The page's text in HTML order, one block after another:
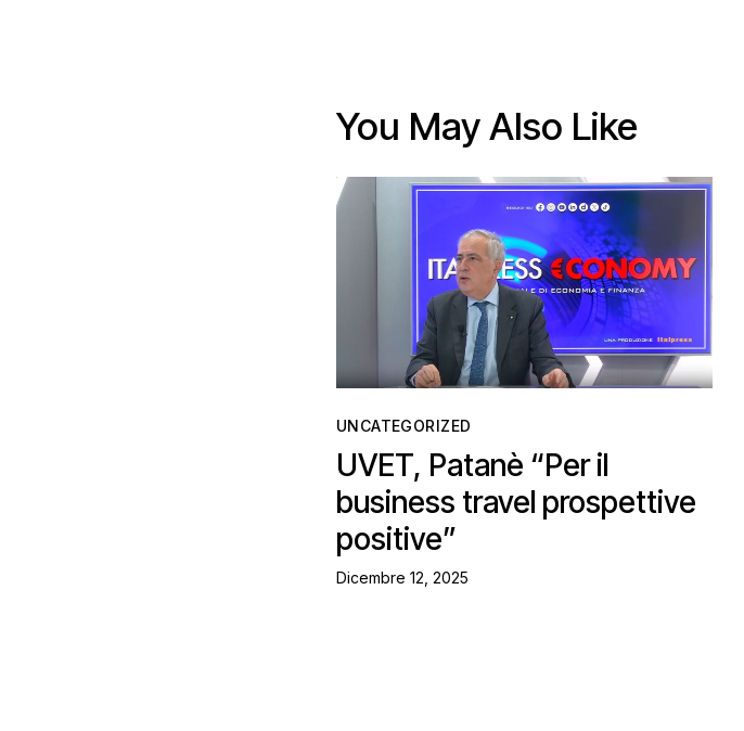
You May Also Like
UNCATEGORIZED
UVET, Patanè “Per il
business travel prospettive
positive”
Dicembre 12, 2025